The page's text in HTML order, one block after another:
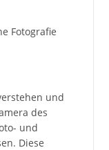
Fotografie
und
des
und
Diese